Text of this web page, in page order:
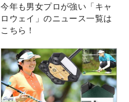
今年も男女プロが強い「キャ
ロウェイ」のニュース一覧は
こちら！